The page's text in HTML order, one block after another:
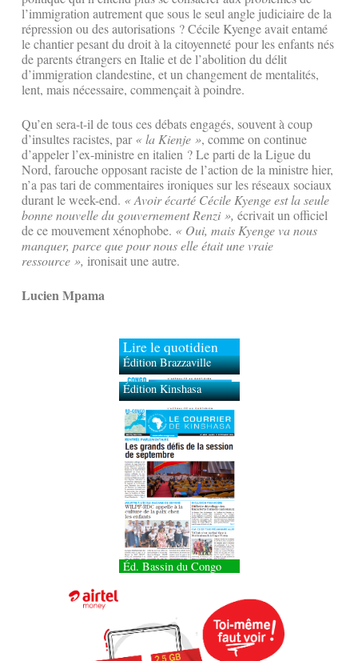
l’immigration autrement que sous le seul angle judiciaire de la
répression ou des autorisations ? Cécile Kyenge avait entamé
le chantier pesant du droit à la citoyenneté pour les enfants nés
de parents étrangers en Italie et de l’abolition du délit
d’immigration clandestine, et un changement de mentalités,
lent, mais nécessaire, commençait à poindre.
Qu’en sera-t-il de tous ces débats engagés, souvent à coup
d’insultes racistes, par« la Kienje », comme on continue
d’appeler l’ex-ministre en italien ? Le parti de la Ligue du
Nord, farouche opposant raciste de l’action de la ministre hier,
n’a pas tari de commentaires ironiques sur les réseaux sociaux
durant le week-end. «Avoir écarté Cécile Kyenge est la seule
bonne nouvelle du gouvernement Renzi », écrivait un officiel
de ce mouvement xénophobe. « Oui, mais Kyenge va nous
manquer, parce que pour nous elle était une vraie
ressource », ironisait une autre.
Lucien Mpama
Lire le quotidien
Édition Brazzaville
Édition Kinshasa
Éd. Bassin du Congo